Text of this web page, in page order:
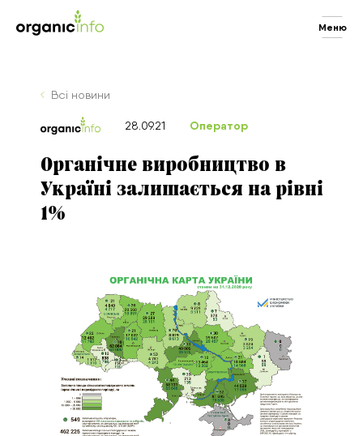
Меню
Всі новини
28.09.21 Оператор
Органічне виробництво в
Україні залишається на рівні
1%